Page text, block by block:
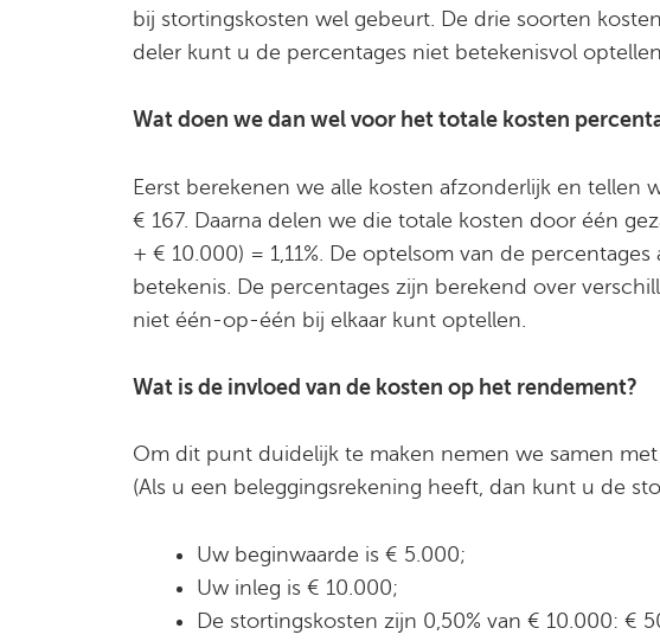
bij stortingskosten wel gebeurt. De drie soorten
deler kunt u de percentages niet betekenisvol
Wat doen we dan wel voor het totale kosten
Eerst berekenen we alle kosten afzonderlijk en tellen
€ 167. Daarna delen we die totale kosten door één
+ € 10.000) = 1,11%. De optelsom van de
betekenis. De percentages zijn berekend over
niet één-op-één bij elkaar kunt optellen.
Wat is de invloed van de kosten op het rendement?
Om dit punt duidelijk te maken nemen we samen
(Als u een beleggingsrekening heeft, dan kunt u de
Uw beginwaarde is € 5.000;
Uw inleg is € 10.000;
De stortingskosten zijn 0,50% van € 10.000: €